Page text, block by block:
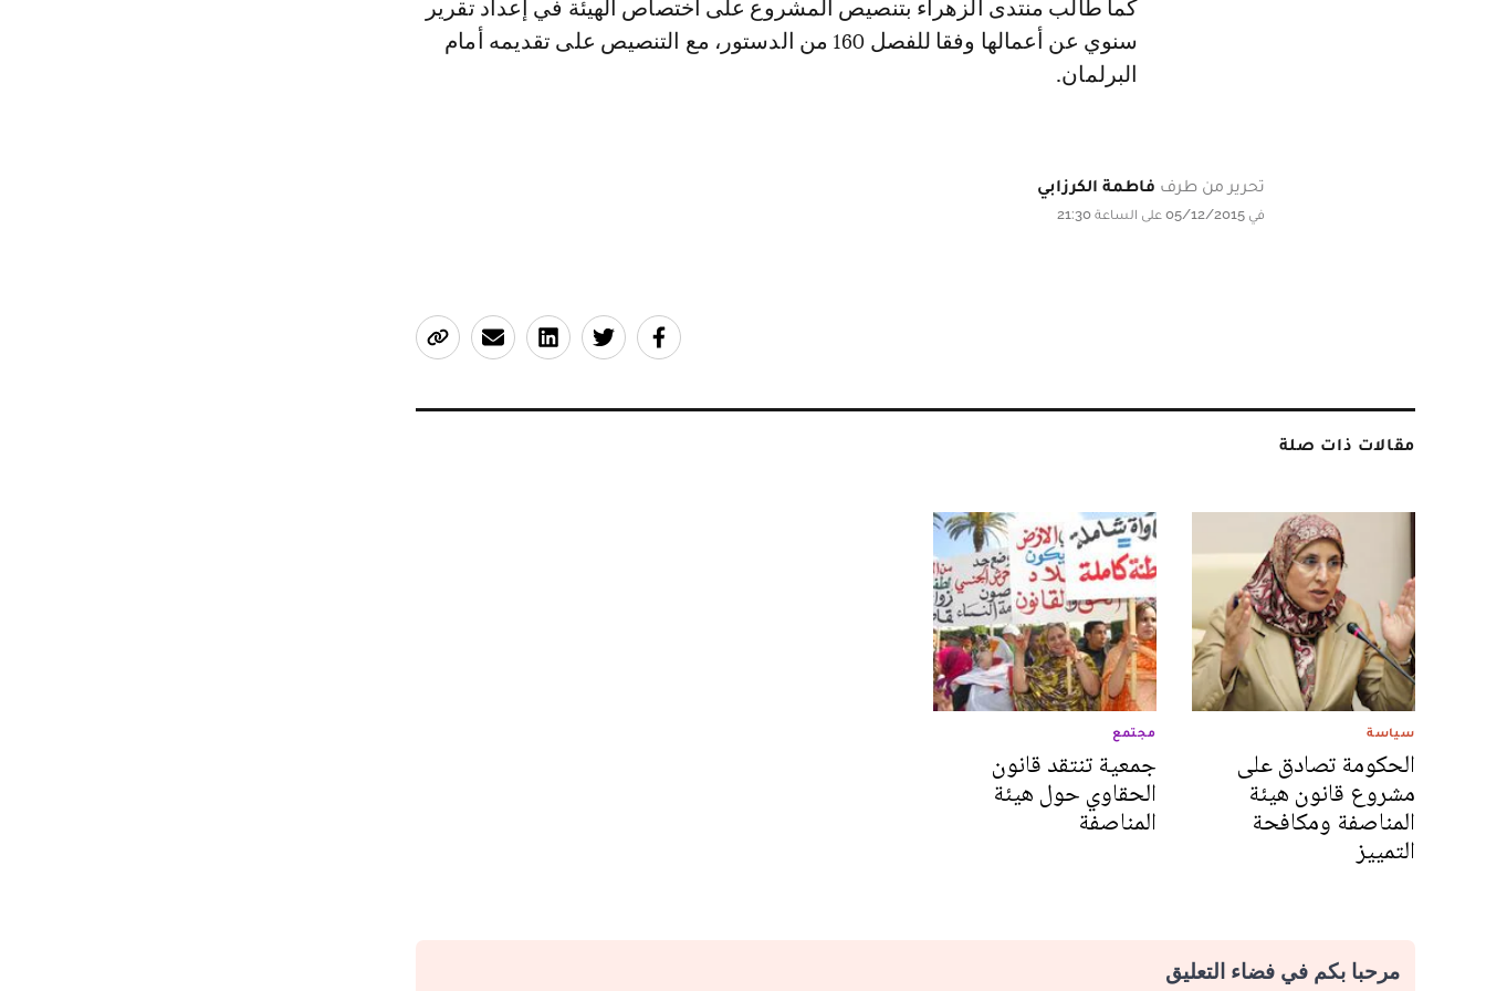
كما طالب منتدى الزهراء بتنصيص المشروع على اختصاص الهيئة في إعداد تقرير
سنوي عن أعمالها وفقا للفصل 160 من الدستور، مع التنصيص على تقديمه أمام
البرلمان.
تحرير من طرف فاطمة الكرزابي
في 05/12/2015 على الساعة 21:30
مقالات ذات صلة
سياسة
الحكومة تصادق على
مشروع قانون هيئة
المناصفة ومكافحة
التمييز
مجتمع
جمعية تنتقد قانون
الحقاوي حول هيئة
المناصفة
مرحبا بكم في فضاء التعليق